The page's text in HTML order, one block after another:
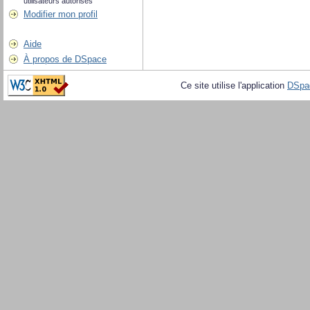
Modifier mon profil
Aide
À propos de DSpace
Ce site utilise l'application